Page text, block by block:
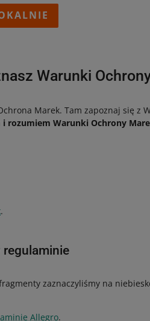
Warunki
Marek. Tam zapoznaj się z
i rozumiem Warunki Ochrony
.
zaznaczyliśmy na
Allegro.